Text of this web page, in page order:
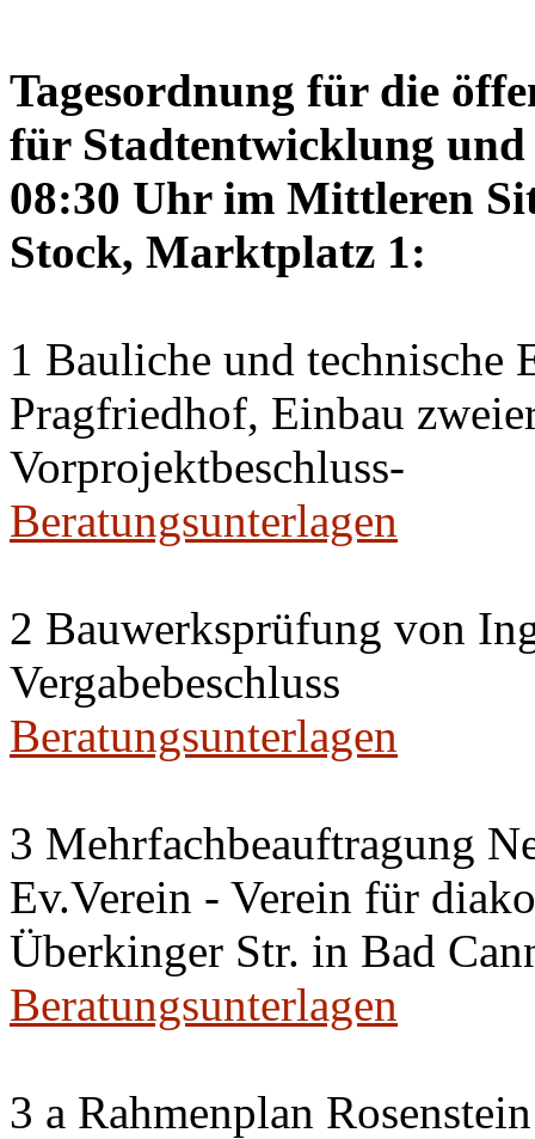
Tagesordnung für die
für Stadtentwicklung und
08:30 Uhr im Mittleren
Stock, Marktplatz 1:
1 Bauliche und technische
Pragfriedhof, Einbau
Vorprojektbeschluss-
Beratungsunterlagen
2 Bauwerksprüfung von
Vergabebeschluss
Beratungsunterlagen
3 Mehrfachbeauftragung
Ev.Verein - Verein für
Überkinger Str. in Bad
Beratungsunterlagen
3 a Rahmenplan Rosenstein